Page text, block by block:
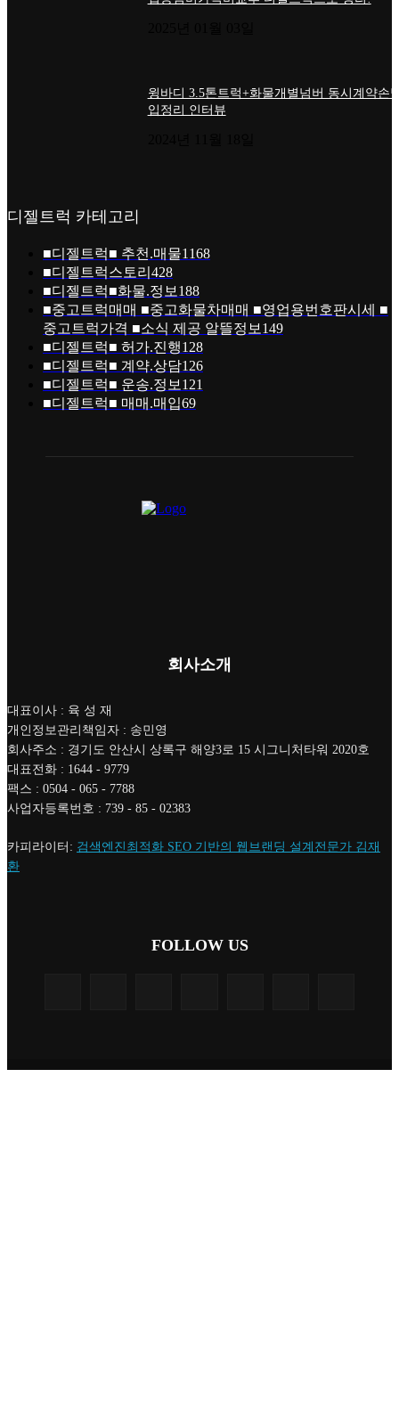
윙바디 3.5톤트럭+화물개별넘버 동시계약손
입정리 인터뷰
디젤트럭 카테고리
■디젤트럭■ 추천.매물1168
■디젤트럭스토리 428
■디젤트럭■화물.정보 188
■중고트럭매매 ■중고화물차매매 ■영업용번호판시세 ■
중고트럭가격 ■소식 제공 알뜰정보 149
■디젤트럭■ 허가.진행128
■디젤트럭■ 계약.상담126
■디젤트럭■ 운송.정보 121
■디젤트럭■ 매매.매입69
회사소개
대표이사 : 육 성 재
개인정보관리책임자 : 송민영
회사주소 : 경기도 안산시 상록구 해양3로 15 시그니처타워 2020호
대표전화 : 1644 - 9779
팩스 : 0504 - 065 - 7788
사업자등록번호 : 739 - 85 - 02383
카피라이터: 검색엔진최적화 SEO 기반의 웹브랜딩 설계전문가 김재
환
FOLLOW US